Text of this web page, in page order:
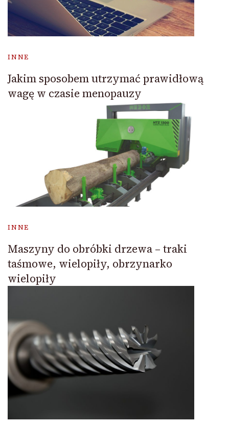
INNE
Jakim sposobem utrzymać prawidłową
wagę w czasie menopauzy
INNE
Maszyny do obróbki drzewa – traki
taśmowe, wielopiły, obrzynarko
wielopiły